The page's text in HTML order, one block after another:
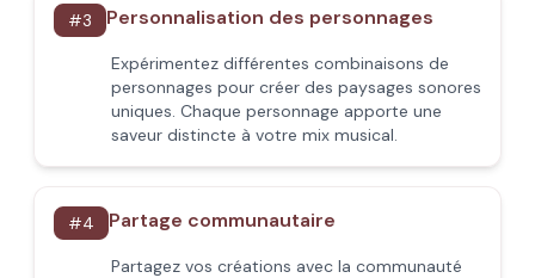
#3 Personnalisation des personnages
Expérimentez différentes combinaisons de
personnages pour créer des paysages sonores
uniques. Chaque personnage apporte une
saveur distincte à votre mix musical.
#4 Partage communautaire
Partagez vos créations avec la communauté